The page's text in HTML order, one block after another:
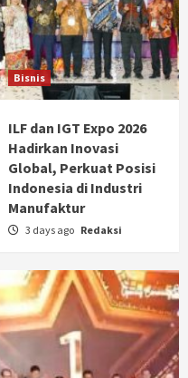
Bisnis
ILF dan IGT Expo 2026
Hadirkan Inovasi
Global, Perkuat Posisi
Indonesia di Industri
Manufaktur
3 days ago Redaksi